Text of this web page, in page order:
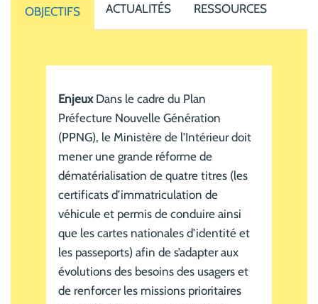
OBJECTIFS ACTUALITÉS RESSOURCES
EnjeuxDans le cadre du Plan
Préfecture Nouvelle Génération
(PPNG), le Ministère de l’Intérieur doit
mener une grande réforme de
dématérialisation de quatre titres (les
certificats d’immatriculation de
véhicule et permis de conduire ainsi
que les cartes nationales d’identité et
les passeports) afin de s’adapter aux
évolutions des besoins des usagers et
de renforcer les missions prioritaires